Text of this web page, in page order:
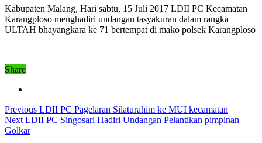
Kabupaten Malang, Hari sabtu, 15 Juli 2017 LDII PC Kecamatan
Karangploso menghadiri undangan tasyakuran dalam rangka
ULTAH bhayangkara ke 71 bertempat di mako polsek Karangploso
Share
Previous LDII PC Pagelaran Silaturahim ke MUI kecamatan
Next LDII PC Singosari Hadiri Undangan Pelantikan pimpinan
Golkar